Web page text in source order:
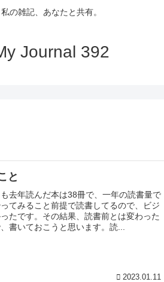
私の雑記、あなたと共有。
Journal 392
と
去年読んだ本は38冊で、一年の読書量で
てみること前提で読書してるので、ビジ
たです。その結果、読書前とは変わった
書いておこうと思います。読...
2023.01.11